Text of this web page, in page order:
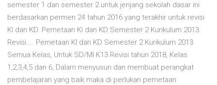
semester 1 dan semester 2 untuk jenjang sekolah dasar ini
berdasarkan permen 24 tahun 2016 yang terakhir untuk revisi
KI dan KD. Pemetaan KI dan KD Semester 2 Kurikulum 2013
Revisi ... Pemetaan KI dan KD Semester 2 Kurikulum 2013
Semua Kelas, Untuk SD/MI K13 Revisi tahun 2018, Kelas
1,2,3,4,5 dan 6, Dalam menyusun dan membuat perangkat
pembelajaran yang baik maka di perlukan pemetaan